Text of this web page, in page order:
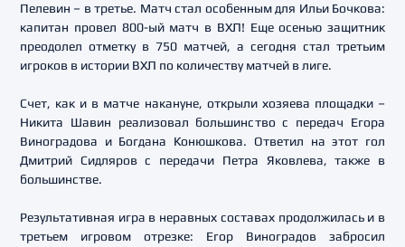
Пелевин – в третье. Матч стал особенным для Ильи Бочкова:
капитан провел 800-ый матч в ВХЛ! Еще осенью защитник
преодолел отметку в 750 матчей, а сегодня стал третьим
игроков в истории ВХЛ по количеству матчей в лиге.
Счет, как и в матче накануне, открыли хозяева площадки –
Никита Шавин реализовал большинство с передач Егора
Виноградова и Богдана Конюшкова. Ответил на этот гол
Дмитрий Сидляров с передачи Петра Яковлева, также в
большинстве.
Результативная игра в неравных составах продолжилась и в
третьем игровом отрезке: Егор Виноградов забросил